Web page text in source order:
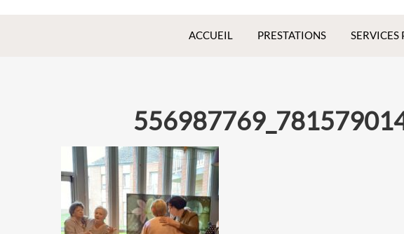
ACCUEIL PRESTATIONS SERVICES